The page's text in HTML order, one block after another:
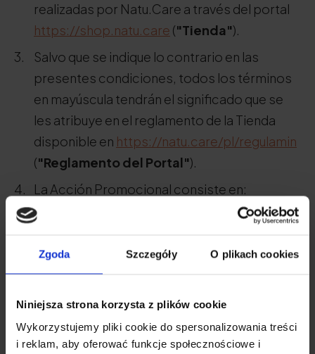
Zgoda Szczegóły O plikach cookies
Niniejsza strona korzysta z plików cookie
Wykorzystujemy pliki cookie do spersonalizowania treści
i reklam, aby oferować funkcje społecznościowe i
realizadas por Natu.Care a través del portal
https://shop.natu.care ("Tienda").
Salvo que se indique lo contrario en las
presentes condiciones, todos los términos
en mayúscula tendrán el significado que se
les atribuye en el reglamento de la Tienda
disponible en https://natu.care/pl/regulamin
("Reglamento del Portal").
La Acción Promocional consiste en:
El Cliente recibe un descuento del 15% en
El Cliente recibe un descuento del 20%
El Cliente recibe un descuento del 25% en
las compras superiores a 400 PLN.